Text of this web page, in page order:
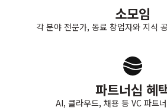
소모임
각 분야 전문가, 동료 창업자와 지식
파트너십 혜
AI, 클라우드, 채용 등 VC 파트